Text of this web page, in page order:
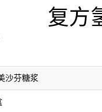
复方
沙芬糖浆